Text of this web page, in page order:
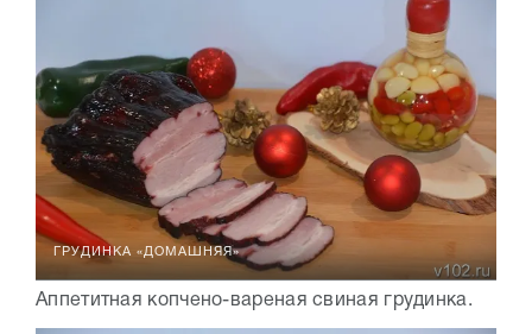
ГРУДИНКА «ДОМАШНЯЯ»
Аппетитная копчено-вареная свиная грудинка.